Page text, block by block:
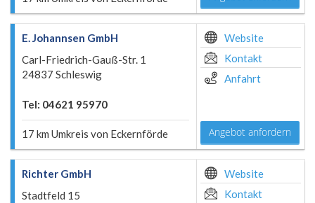
E. Johannsen GmbH
Carl-Friedrich-Gauß-Str. 1
24837 Schleswig
Tel: 04621 95970
17 km Umkreis von Eckernförde
Website
Kontakt
Anfahrt
Angebot anfordern
Richter GmbH
Stadtfeld 15
Website
Kontakt